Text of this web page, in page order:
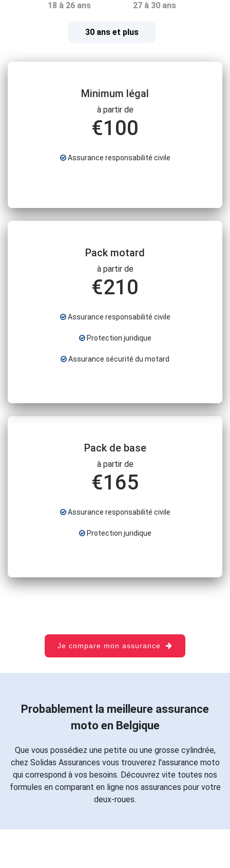
18 à 26 ans 27 à 30 ans
30 ans et plus
Minimum légal
à partir de
€100
Assurance responsabilité civile
Pack motard
à partir de
€210
Assurance responsabilité civile
Protection juridique
Assurance sécurité du motard
Pack de base
à partir de
€165
Assurance responsabilité civile
Protection juridique
Je compare mon assurance
Probablement la meilleure assurance
moto en Belgique
Que vous possédiez une petite ou une grosse cylindrée,
chez Solidas Assurances vous trouverez l'assurance moto
qui correspond à vos besoins. Découvrez vite toutes nos
formules en comparant en ligne nos assurances pour votre
deux-roues.